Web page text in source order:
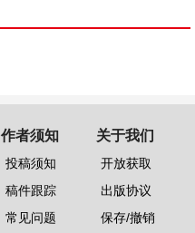
作者须知
投稿须知
稿件跟踪
常见问题
关于我们
开放获取
出版协议
保存/撤销